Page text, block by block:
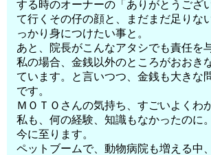
する時のオーナーの「ありがとうござ
て行くその仔の顔と、まだまだ足りな
っかり身につけたい事と。
あと、院長がこんなアタシでも責任を
私の場合、金銭以外のところがおおき
ています。と言いつつ、金銭も大きな
です。
ＭＯＴＯさんの気持ち、すごいよくわ
私も、何の経験、知識もなかったのに
今に至ります。
ペットブームで、動物病院も増える中